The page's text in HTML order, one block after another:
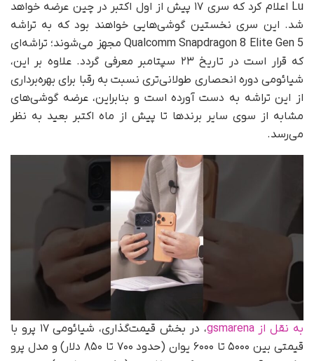
Lu اعلام کرد که سری ۱۷ پیش از اول اکتبر در چین عرضه خواهد
شد. این سری نخستین گوشی‌هایی خواهند بود که به تراشه
Qualcomm Snapdragon 8 Elite Gen 5 مجهز می‌شوند؛ تراشه‌ای
که قرار است در تاریخ ۲۳ سپتامبر معرفی گردد. علاوه بر این،
شیائومی دوره انحصاری طولانی‌تری نسبت به رقبا برای بهره‌برداری
از این تراشه به دست آورده است و بنابراین، عرضه گوشی‌های
مشابه از سوی سایر برندها تا پیش از ماه اکتبر بعید به نظر
می‌رسد.
به نقل از gsmarena
، در بخش قیمت‌گذاری، شیائومی ۱۷ پرو با
قیمتی بین ۵۰۰۰ تا ۶۰۰۰ یوان (حدود ۷۰۰ تا ۸۵۰ دلار) و مدل پرو